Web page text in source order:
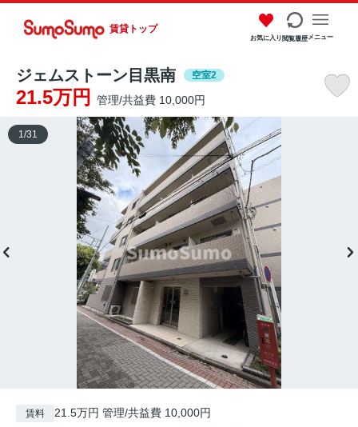
賃貸トップ
お気に入り閲覧履歴メニュー
ジェムストーン目黒南 空室2
21.5万円 管理/共益費 10,000円
1 /31
賃料 21.5万円 管理/共益費 10,000円